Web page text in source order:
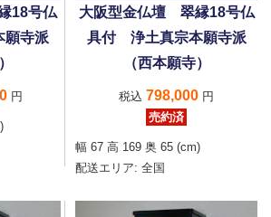
18号仏
寺派
円
大阪型金仏壇 翠縁18号仏
具付 浄土真宗本願寺派
（西本願寺）
税込 798,000 円
売約済
幅 67 高 169 奥 65 (cm)
配送エリア:全国